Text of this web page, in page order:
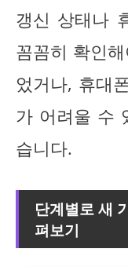
갱신 상태나
꼼꼼히 확인
었거나, 휴대
가 어려울 수
습니다.
단계별로 새
펴보기